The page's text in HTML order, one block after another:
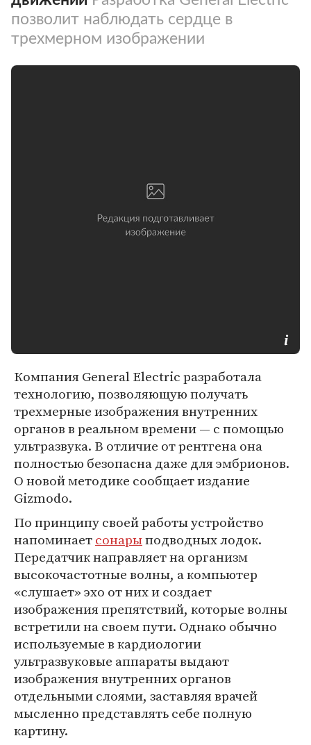
позволит наблюдать сердце в
трехмерном изображении
Компания General Electric разработала
технологию, позволяющую получать
трехмерные изображения внутренних
органов в реальном времени — с помощью
ультразвука. В отличие от рентгена она
полностью безопасна даже для эмбрионов.
О новой методике сообщает издание
Gizmodo.
По принципу своей работы устройство
напоминаетсонарыподводных лодок.
Передатчик направляет на организм
высокочастотные волны, а компьютер
«слушает» эхо от них и создает
изображения препятствий, которые волны
встретили на своем пути. Однако обычно
используемые в кардиологии
ультразвуковые аппараты выдают
изображения внутренних органов
отдельными слоями, заставляя врачей
мысленно представлять себе полную
картину.